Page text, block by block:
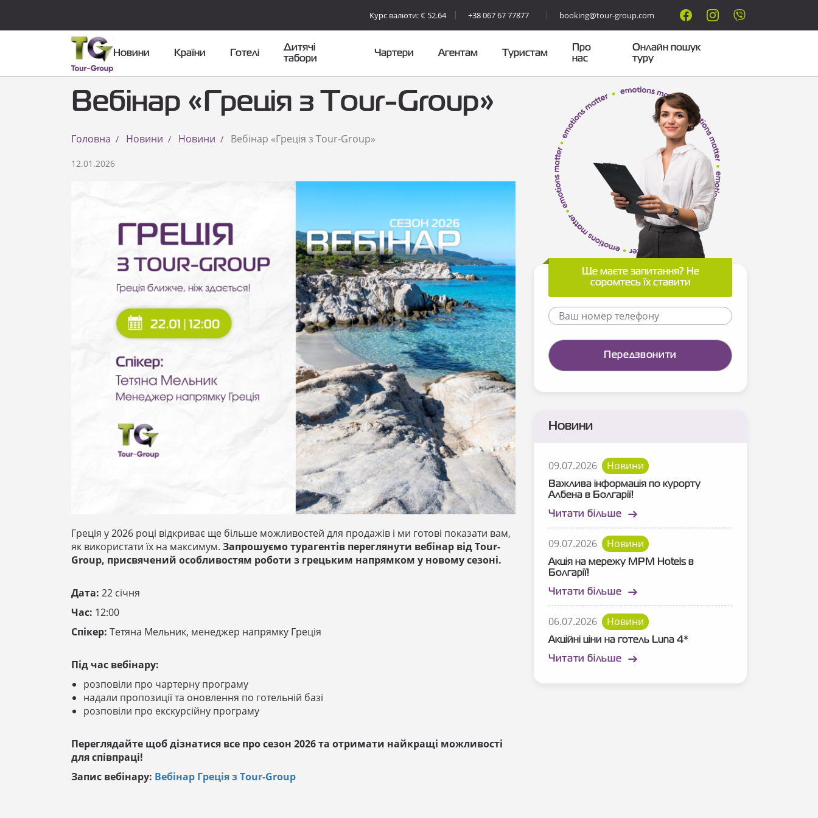
Курс валюти: € 52.64 +38 067 67 77877 booking@tour-group.com
Новини Країни Готелі
Дитячі
табори
Чартери Агентам Туристам
Про
нас
Онлайн пошук
туру
Вебінар «Греція з Tour-Group»
Головна Новини Новини Вебінар «Греція з Tour-Group»
12.01.2026
Греція у 2026 році відкриває ще більше можливостей для продажів і ми готові показати вам,
як використати їх на максимум. Запрошуємо турагентів переглянути вебінар від Tour-
Group, присвячений особливостям роботи з грецьким напрямком у новому сезоні.
Дата: 22 січня
Час: 12:00
Спікер: Тетяна Мельник, менеджер напрямку Греція
Під час вебінару:
розповіли про чартерну програму
надали пропозиції та оновлення по готельній базі
розповіли про екскурсійну програму
Переглядайте щоб дізнатися все про сезон 2026 та отримати найкращі можливості
для співпраці!
Запис вебінару: Вебінар Греція з Tour-Group
Ще маєте запитання? Не
соромтесь їх ставити
Новини
09.07.2026 Новини
Важлива інформація по курорту
Албена в Болгарії!
Читати більше
09.07.2026 Новини
Акція на мережу MPM Hotels в
Болгарії!
Читати більше
06.07.2026 Новини
Акційні ціни на готель Luna 4*
Читати більше